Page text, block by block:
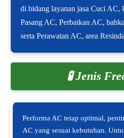
di bidang layanan jasa Cuci AC,
Pasang AC, Perbaikan AC,
serta Perawatan AC, area
🧪 Jenis
Performa AC tetap optimal,
AC yang sesuai kebutuhan.